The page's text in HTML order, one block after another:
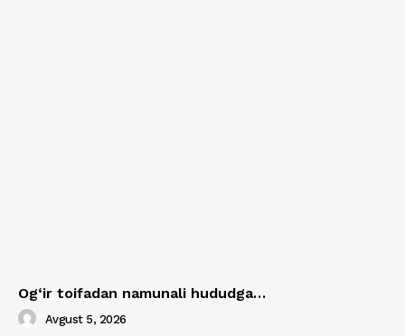
Og‘ir toifadan namunali hududga…
Avgust 5, 2026